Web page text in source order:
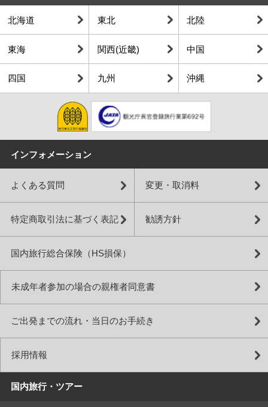
北海道 東北 北陸
東海 関西(近畿) 中国
四国 九州 沖縄
インフォメーション
よくある質問 変更・取消料
特定商取引法に基づく表記 勧誘方針
国内旅行総合保険（HS損保）
未成年者参加の場合の親権者同意書
ご出発までの流れ・当日のお手続き
採用情報
国内旅行・ツアー